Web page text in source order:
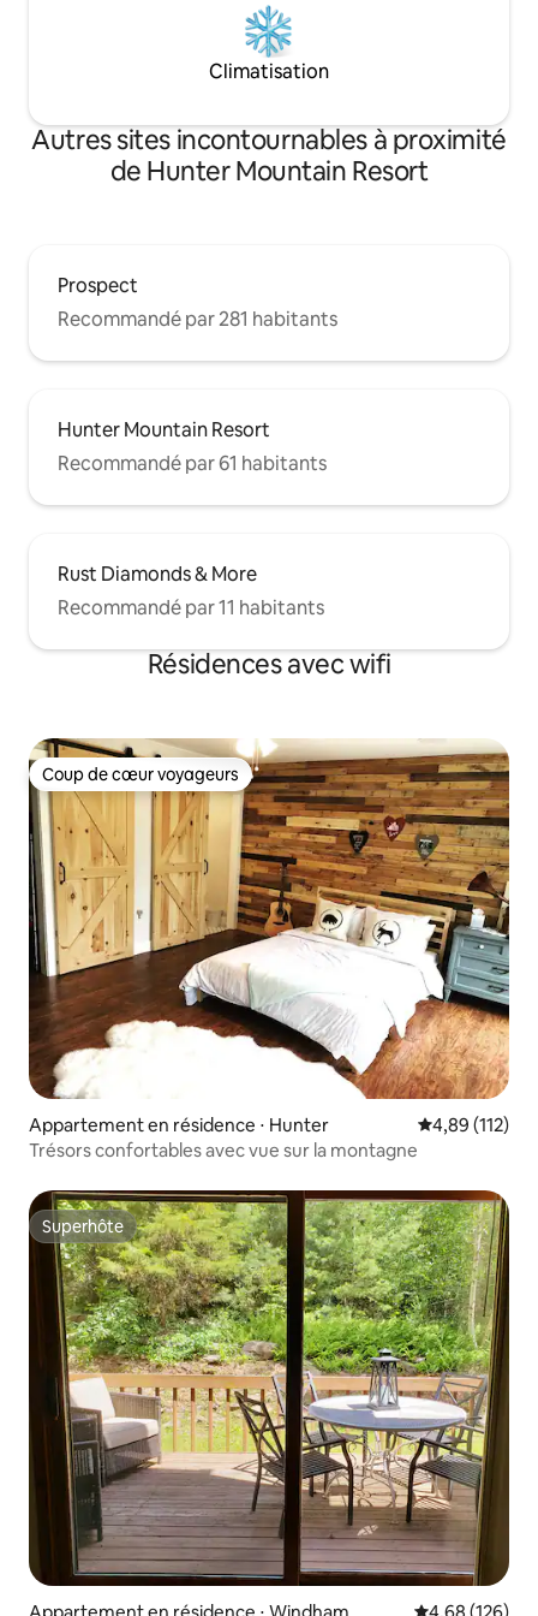
Climatisation
Autres sites incontournables à proximité
de Hunter Mountain Resort
Prospect
Recommandé par 281 habitants
Hunter Mountain Resort
Recommandé par 61 habitants
Rust Diamonds & More
Recommandé par 11 habitants
Résidences avec wifi
Coup de cœur voyageurs
Coup de cœur voyageurs
Appartement en résidence ⋅ Hunter Évaluation
4,89 (112)
Trésors confortables avec vue sur la montagne
Superhôte
Superhôte